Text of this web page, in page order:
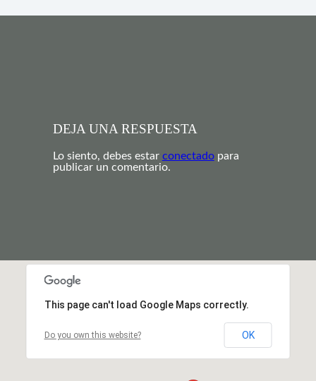
DEJA UNA RESPUESTA
Lo siento, debes estar conectadopara
publicar un comentario.
This page can't load Google Maps correctly.
Do you own this website? OK